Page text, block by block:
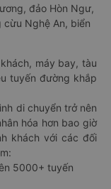
đảo Hòn Ngư,
Nghệ An, biển
máy bay, tàu
tuyến đường khắp
di chuyển trở nên
hóa hơn bao giờ
khách với các đối
5000+ tuyến